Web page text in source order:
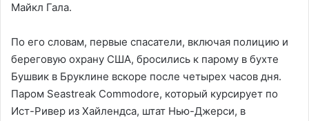
Майкл Гала.
По его словам, первые спасатели, включая полицию и
береговую охрану США, бросились к парому в бухте
Бушвик в Бруклине вскоре после четырех часов дня.
Паром Seastreak Commodore, который курсирует по
Ист-Ривер из Хайлендса, штат Нью-Джерси, в